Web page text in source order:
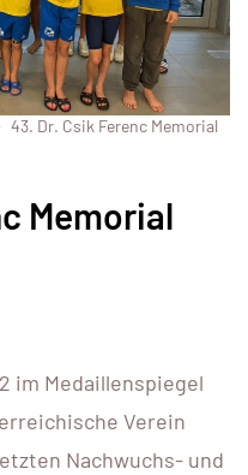
43. Dr. Csik Ferenc Memorial
Memorial
im Medaillenspiegel
Verein
Nachwuchs- und